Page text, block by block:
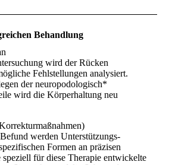
Behandlung
wird der Rücken
Fehlstellungen analysiert.
der neuropodologisch*
wird die Körperhaltung neu
werden Unterstützungs­
Formen an präzisen
speziell für diese Therapie entwickelte